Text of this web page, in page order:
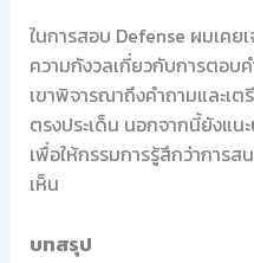
ในการสอบ Defense ผมเค
ความกังวลเกี่ยวกับการตอบ
เขาพิจารณาถึงคำถามและเ
ตรงประเด็น นอกจากนี้ยังแน
เพื่อให้กรรมการรู้สึกว่าการ
เห็น
บทสรุป